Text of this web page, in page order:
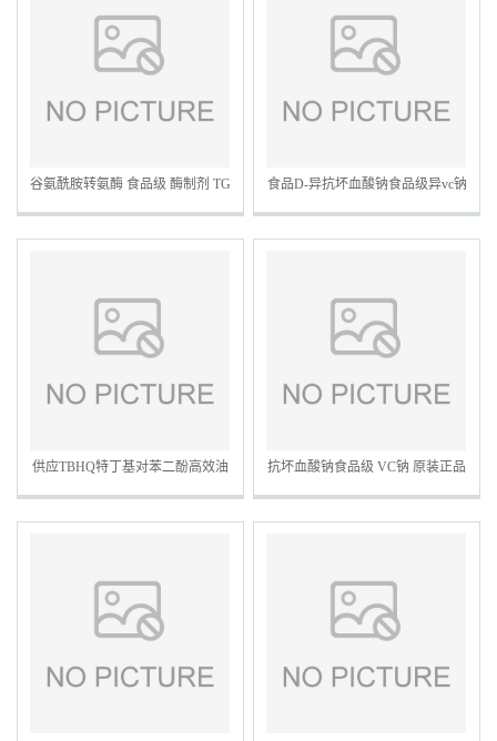
谷氨酰胺转氨酶 食品级 酶制剂 TG
酶 品质改良剂谷氨酰胺转氨酶
食品D-异抗坏血酸钠食品级异vc钠
25kg一箱
供应TBHQ特丁基对苯二酚高效油
脂剂TBHQ一公斤
抗坏血酸钠食品级 VC钠 原装正品
抗坏血酸钠